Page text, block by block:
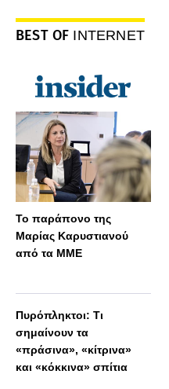
BEST OF INTERNET
Το παράπονο της
Μαρίας Καρυστιανού
από τα ΜΜΕ
Πυρόπληκτοι: Τι
σημαίνουν τα
«πράσινα», «κίτρινα»
και «κόκκινα» σπίτια